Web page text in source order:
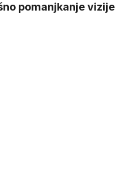
pomanjkanje vizije